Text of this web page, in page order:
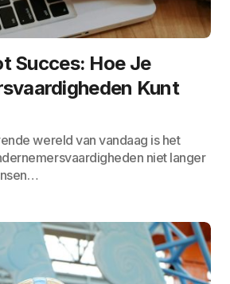
Succes: Hoe Je
Kunt
wereld van vandaag is het
niet langer